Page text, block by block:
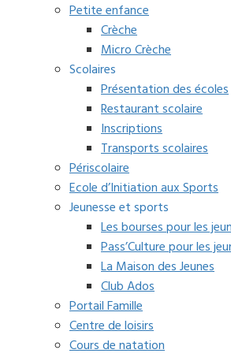
Petite enfance
Crèche
Micro Crèche
Scolaires
Présentation des écoles
Restaurant scolaire
Inscriptions
Transports scolaires
Périscolaire
Ecole d’Initiation aux Sports
Jeunesse et sports
Les bourses pour les
Pass’Culture pour les
La Maison des Jeunes
Club Ados
Portail Famille
Centre de loisirs
Cours de natation